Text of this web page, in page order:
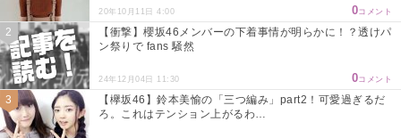
20年10月11日 4:00 0コメント
【衝撃】櫻坂46メンバーの下着事情が明らかに！？透けパ
ン祭りで fans 騒然
24年12月04日 11:30 0コメント
【欅坂46】鈴本美愉の「三つ編み」part2！可愛過ぎるだ
ろ。これはテンション上がるわ…